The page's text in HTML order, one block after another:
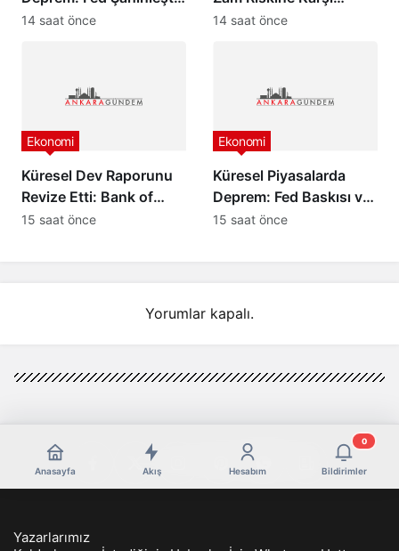
Değerli Metaller Çakıldı!
14 saat önce
Formül: Ak Parti Meclis
14 saat önce
Küresel Dev Raporunu
Revize Etti: Bank of
America’dan Türkiye
Ekonomi
15 saat önce
Küresel Piyasalarda
Deprem: Fed Baskısı ve
Barış Rüzgarları Altını
Ekonomi
15 saat önce
Yorumlar kapalı.
Anasayfa Akış Hesabım Bildirimler
0
Yazarlarımız